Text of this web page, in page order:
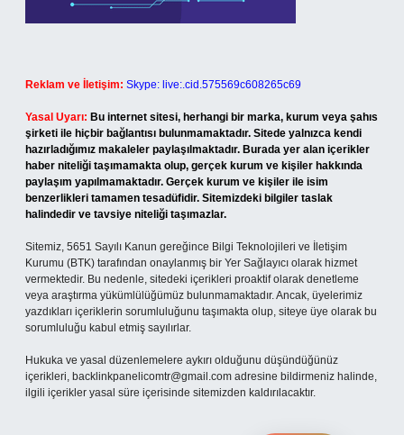
Reklam ve İletişim: Skype: live:.cid.575569c608265c69
Yasal Uyarı: Bu internet sitesi, herhangi bir marka, kurum veya şahıs
şirketi ile hiçbir bağlantısı bulunmamaktadır. Sitede yalnızca kendi
hazırladığımız makaleler paylaşılmaktadır. Burada yer alan içerikler
haber niteliği taşımamakta olup, gerçek kurum ve kişiler hakkında
paylaşım yapılmamaktadır. Gerçek kurum ve kişiler ile isim
benzerlikleri tamamen tesadüfidir. Sitemizdeki bilgiler taslak
halindedir ve tavsiye niteliği taşımazlar.
Sitemiz, 5651 Sayılı Kanun gereğince Bilgi Teknolojileri ve İletişim
Kurumu (BTK) tarafından onaylanmış bir Yer Sağlayıcı olarak hizmet
vermektedir. Bu nedenle, sitedeki içerikleri proaktif olarak denetleme
veya araştırma yükümlülüğümüz bulunmamaktadır. Ancak, üyelerimiz
yazdıkları içeriklerin sorumluluğunu taşımakta olup, siteye üye olarak bu
sorumluluğu kabul etmiş sayılırlar.
Hukuka ve yasal düzenlemelere aykırı olduğunu düşündüğünüz
içerikleri, backlinkpanelicomtr@gmail.com adresine bildirmeniz halinde,
ilgili içerikler yasal süre içerisinde sitemizden kaldırılacaktır.